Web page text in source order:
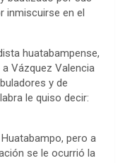
inmiscuirse en el
huatabampense,
Vázquez Valencia
y de
le quiso decir:
pero a
se le ocurrió la